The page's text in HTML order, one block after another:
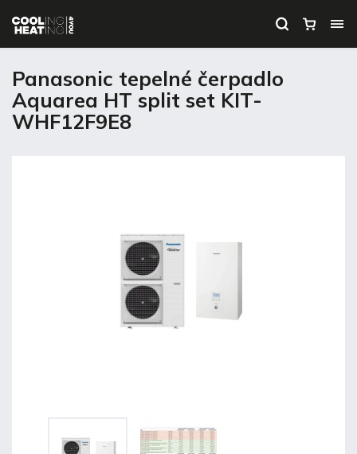
Panasonic tepelné čerpadlo
Aquarea HT split set KIT-
WHF12F9E8